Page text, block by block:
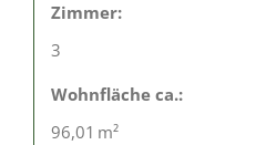
Zimmer:
3
Wohnfläche ca.:
96,01 m²